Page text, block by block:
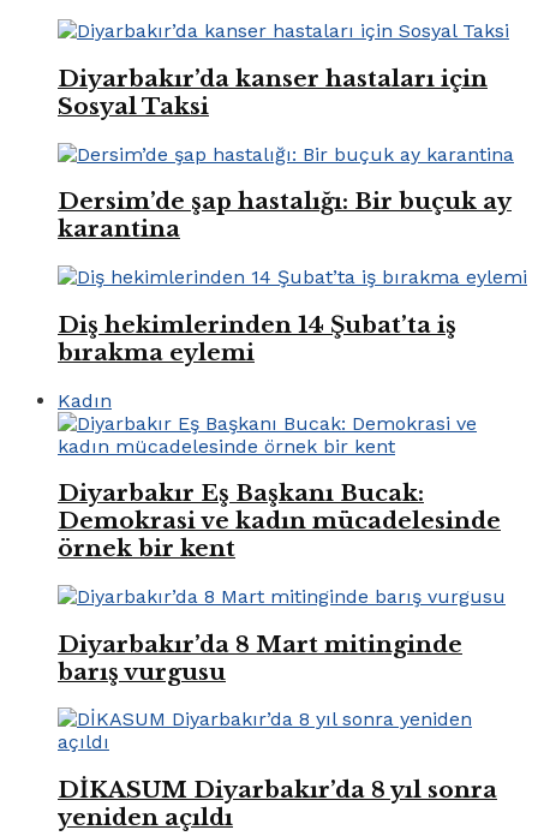
Diyarbakır’da kanser hastaları için
Sosyal Taksi
Dersim’de şap hastalığı: Bir buçuk ay
karantina
Diş hekimlerinden 14 Şubat’ta iş
bırakma eylemi
Kadın
Diyarbakır Eş Başkanı Bucak:
Demokrasi ve kadın mücadelesinde
örnek bir kent
Diyarbakır’da 8 Mart mitinginde
barış vurgusu
DİKASUM Diyarbakır’da 8 yıl sonra
yeniden açıldı